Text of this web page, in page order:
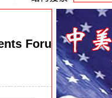
Foru